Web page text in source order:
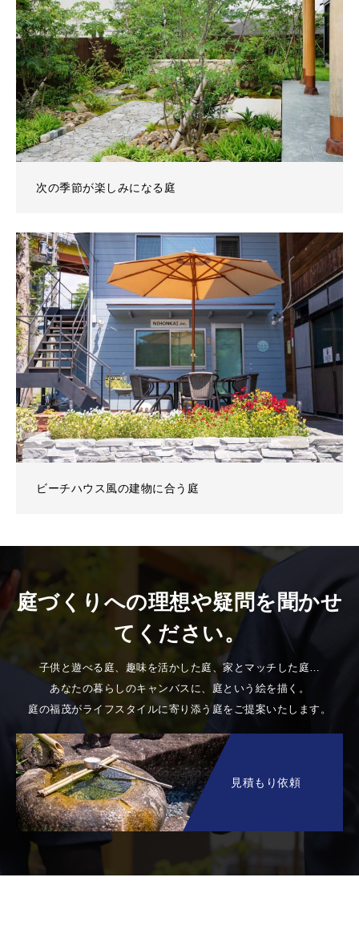
次の季節が楽しみになる庭
ビーチハウス風の建物に合う庭
庭づくりへの理想や疑問を聞かせ
てください。
子供と遊べる庭、趣味を活かした庭、家とマッチした庭…
あなたの暮らしのキャンバスに、庭という絵を描く。
庭の福茂がライフスタイルに寄り添う庭をご提案いたします。
見積もり依頼